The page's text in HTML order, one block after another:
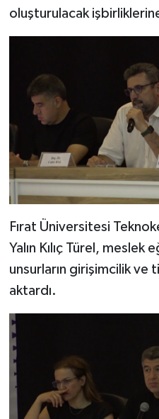
oluşturulacak
Fırat Üniversitesi
Yalın Kılıç Türel, meslek
unsurların girişimcilik ve
aktardı.